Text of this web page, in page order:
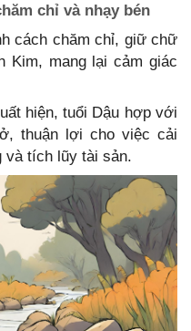
chỉ và nhạy bén
cách chăm chỉ, giữ chữ
Kim, mang lại cảm giác
hiện, tuổi Dậu hợp với
thuận lợi cho việc cải
và tích lũy tài sản.